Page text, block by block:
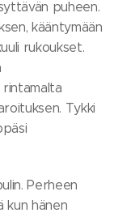
puheen.
kääntymään
rukoukset.
Tykki
Perheen
kun hänen